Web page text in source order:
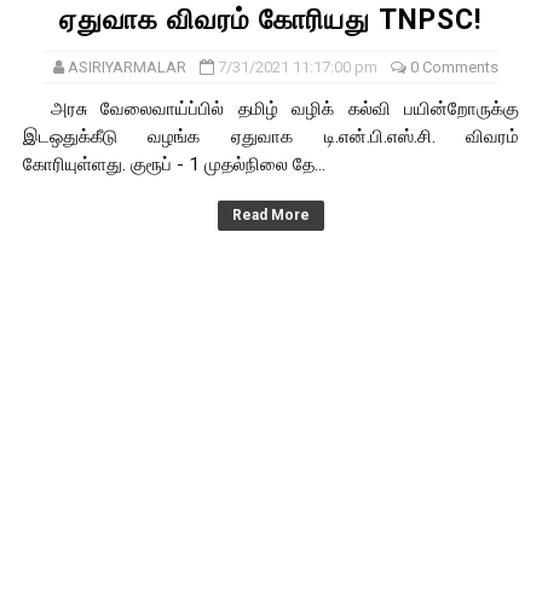
ஏதுவாக விவரம் கோரியது TNPSC!
ASIRIYARMALAR 7/31/2021 11:17:00 pm 0 Comments
அரசு வேலைவாய்ப்பில் தமிழ் வழிக் கல்வி பயின்றோருக்கு
இடஒதுக்கீடு வழங்க ஏதுவாக டி.என்.பி.எஸ்.சி. விவரம்
கோரியுள்ளது. குரூப் - 1 முதல்நிலை தே...
Read More